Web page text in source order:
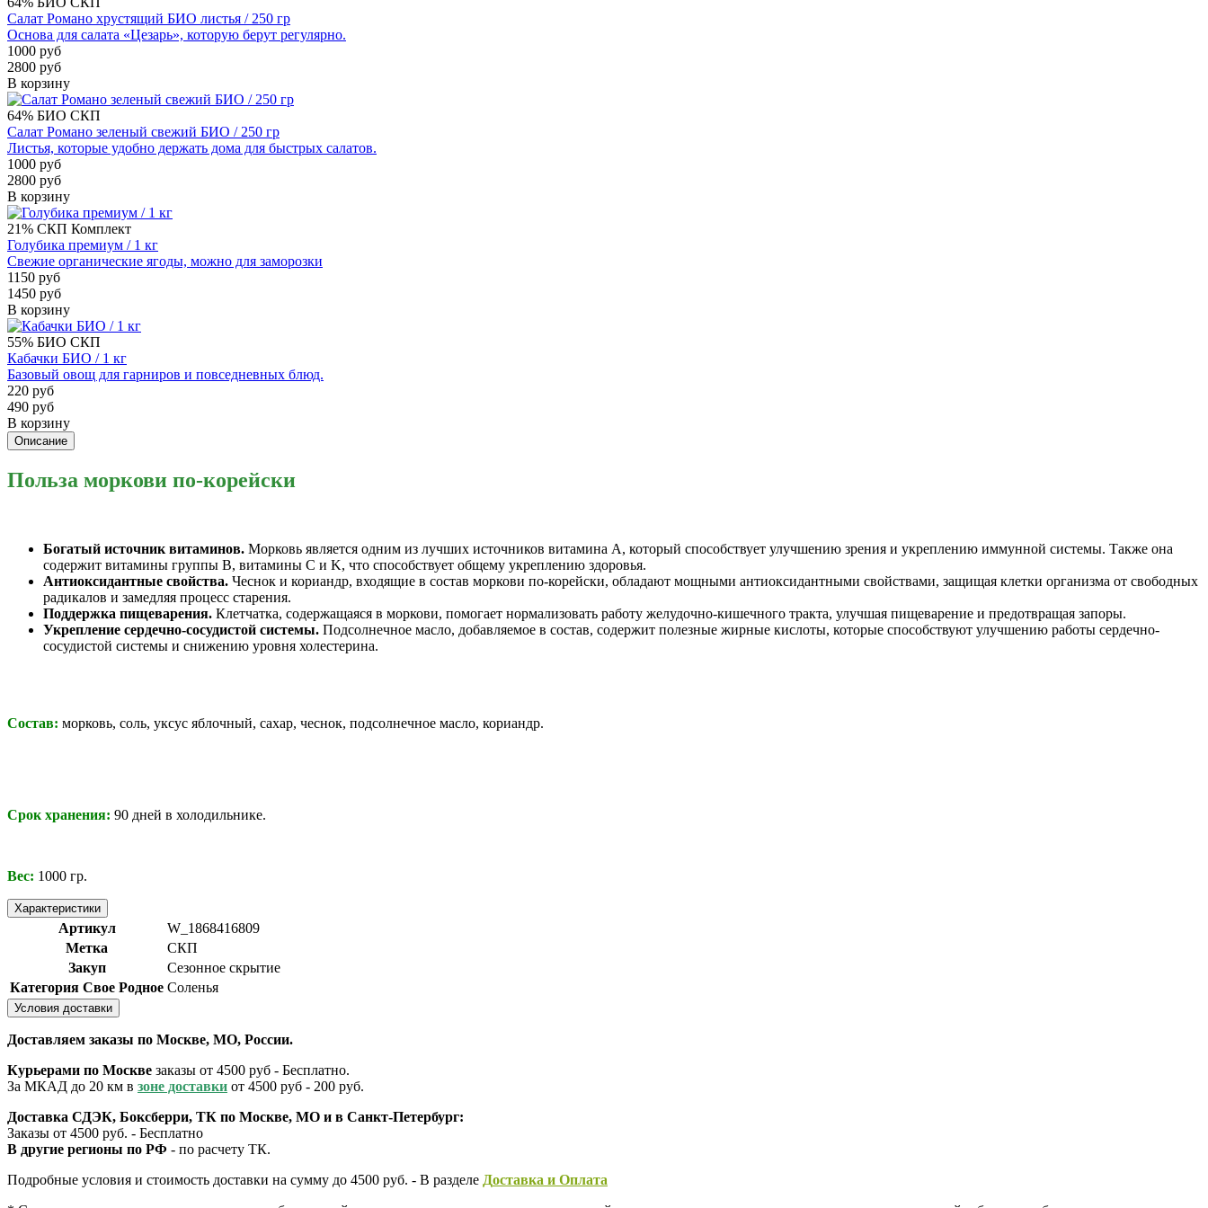
Салат Романо хрустящий БИО листья / 250 гр
Основа для салата «Цезарь», которую берут регулярно.
1000 руб
2800 руб
В корзину
64% БИО СКП
Салат Романо зеленый свежий БИО / 250 гр
Листья, которые удобно держать дома для быстрых салатов.
1000 руб
2800 руб
В корзину
21% СКП Комплект
Голубика премиум / 1 кг
Свежие органические ягоды, можно для заморозки
1150 руб
1450 руб
В корзину
55% БИО СКП
Кабачки БИО / 1 кг
Базовый овощ для гарниров и повседневных блюд.
220 руб
490 руб
В корзину
Описание
Польза моркови по-корейски
Богатый источник витаминов. Морковь является одним из лучших источников витамина A, который способствует улучшению зрения и укреплению иммунной системы. Также она
содержит витамины группы B, витамины C и K, что способствует общему укреплению здоровья.
Антиоксидантные свойства. Чеснок и кориандр, входящие в состав моркови по-корейски, обладают мощными антиоксидантными свойствами, защищая клетки организма от свободных
радикалов и замедляя процесс старения.
Поддержка пищеварения. Клетчатка, содержащаяся в моркови, помогает нормализовать работу желудочно-кишечного тракта, улучшая пищеварение и предотвращая запоры.
Укрепление сердечно-сосудистой системы. Подсолнечное масло, добавляемое в состав, содержит полезные жирные кислоты, которые способствуют улучшению работы сердечно-
сосудистой системы и снижению уровня холестерина.
Состав: морковь, соль, уксус яблочный, сахар, чеснок, подсолнечное масло, кориандр.
Срок хранения: 90 дней в холодильнике.
Вес: 1000 гр.
Характеристики
Артикул
W_1868416809
Метка
СКП
Закуп
Сезонное скрытие
Категория Свое Родное Соленья
Условия доставки
Доставляем заказы по Москве, МО, России.
Курьерами по Москве заказы от 4500 руб - Бесплатно.
За МКАД до 20 км в зоне доставки от 4500 руб - 200 руб.
Доставка СДЭК, Боксберри, ТК по Москве, МО и в Санкт-Петербург:
Заказы от 4500 руб. - Бесплатно
В другие регионы по РФ - по расчету ТК.
Подробные условия и стоимость доставки на сумму до 4500 руб. - В разделе Доставка и Оплата